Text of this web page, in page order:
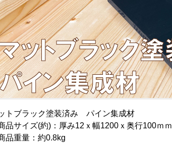
トブラック塗装済み パイン集成材
品サイズ(約)：厚み12ｘ幅1200ｘ奥行100ｍｍ
品重量：約0.8kg